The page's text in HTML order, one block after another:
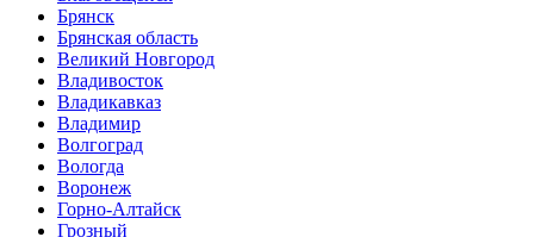
Брянск
Брянская область
Великий Новгород
Владивосток
Владикавказ
Владимир
Волгоград
Вологда
Воронеж
Горно-Алтайск
Грозный